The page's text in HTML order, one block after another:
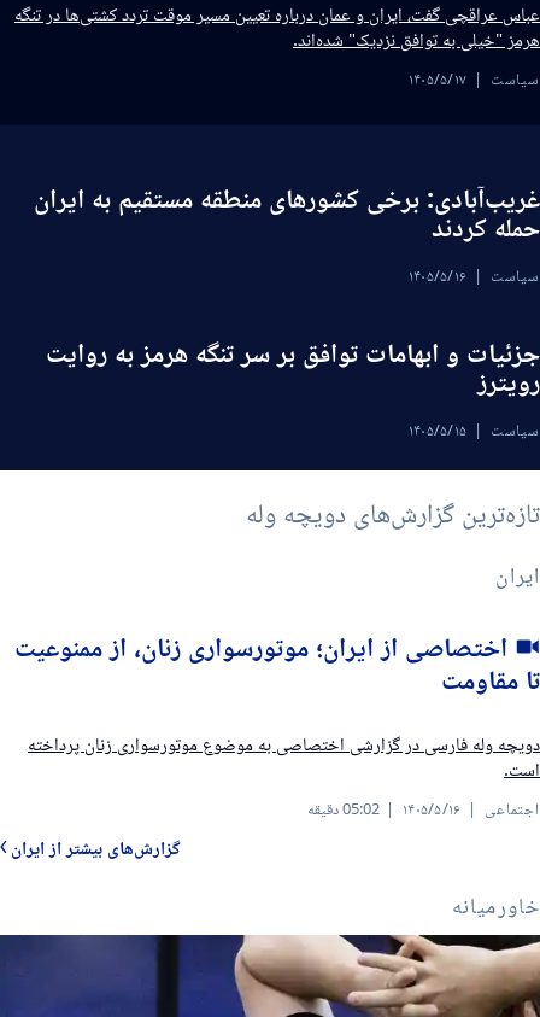
عراقچی گفت، ایران و عمان درباره تعیین مسیر موقت تردد کشتی‌ها در تنگه
"خیلی به توافق نزدیک" شده‌اند.
۱۴۰۵/۵/۱۷
برخی کشورهای منطقه مستقیم به ایران
کردند
۱۴۰۵/۵/۱۶
و ابهامات توافق بر سر تنگه هرمز به روایت
۱۴۰۵/۵/۱۵
گزارش‌های دویچه وله
اختصاصی از ایران؛ موتورسواری زنان، از ممنوعیت
مقاومت
وله فارسی در گزارشی اختصاصی به موضوع موتورسواری زنان پرداخته
۱۴۰۵/۵/۱۶
۱۴۰۵ مرداد ۱۶, جمعه
05:02 دقیقه
گزارش‌های بیشتر از ایران
۱۴۰۵ مرداد ۱۶, جمعه
۱۴۰۵ مرداد ۱۶, جمعه
۱۴۰۵ مرداد ۱۶, جمعه